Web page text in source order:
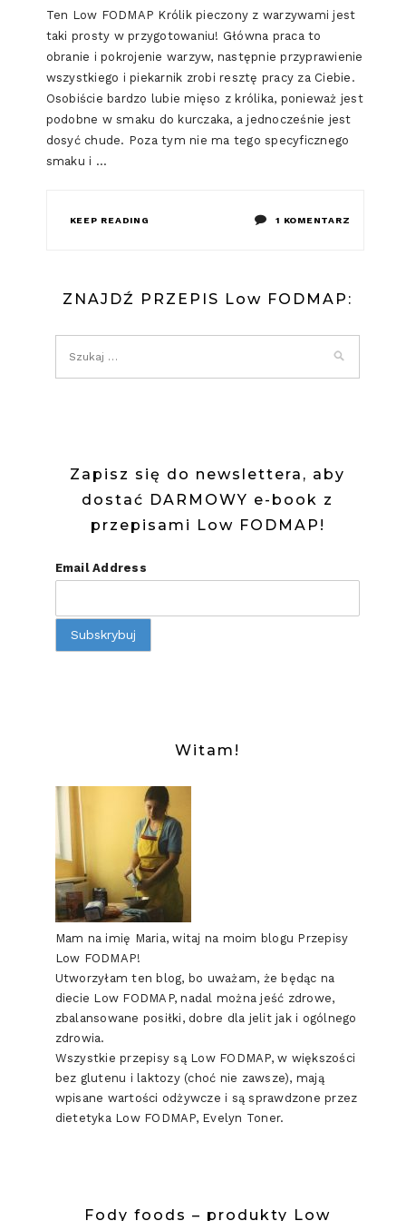
Ten Low FODMAP Królik pieczony z warzywami jest
taki prosty w przygotowaniu! Główna praca to
obranie i pokrojenie warzyw, następnie przyprawienie
wszystkiego i piekarnik zrobi resztę pracy za Ciebie.
Osobiście bardzo lubie mięso z królika, ponieważ jest
podobne w smaku do kurczaka, a jednocześnie jest
dosyć chude. Poza tym nie ma tego specyficznego
smaku i …
KEEP READING 1 KOMENTARZ
Z
ZNAJDŹ PRZEPIS Low FODMAP:
Zapisz się do newslettera, aby
dostać DARMOWY e-book z
przepisami Low FODMAP!
Email Address
Witam!
Mam na imię Maria, witaj na moim blogu Przepisy
Low FODMAP!
Utworzyłam ten blog, bo uważam, że będąc na
diecie Low FODMAP, nadal można jeść zdrowe,
zbalansowane posiłki, dobre dla jelit jak i ogólnego
zdrowia.
Wszystkie przepisy są Low FODMAP, w większości
bez glutenu i laktozy (choć nie zawsze), mają
wpisane wartości odżywcze i są sprawdzone przez
dietetyka Low FODMAP, Evelyn Toner.
Fody foods – produkty Low